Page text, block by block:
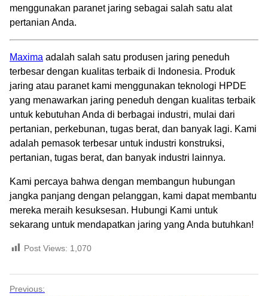
menggunakan paranet jaring sebagai salah satu alat
pertanian Anda.
Maxima adalah salah satu produsen jaring peneduh
terbesar dengan kualitas terbaik di Indonesia. Produk
jaring atau paranet kami menggunakan teknologi HPDE
yang menawarkan jaring peneduh dengan kualitas terbaik
untuk kebutuhan Anda di berbagai industri, mulai dari
pertanian, perkebunan, tugas berat, dan banyak lagi. Kami
adalah pemasok terbesar untuk industri konstruksi,
pertanian, tugas berat, dan banyak industri lainnya.
Kami percaya bahwa dengan membangun hubungan
jangka panjang dengan pelanggan, kami dapat membantu
mereka meraih kesuksesan. Hubungi Kami untuk
sekarang untuk mendapatkan jaring yang Anda butuhkan!
Post Views: 1,070
Previous: